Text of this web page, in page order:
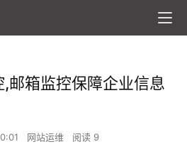
邮箱监控保障企业信息
网站运维 阅读 9